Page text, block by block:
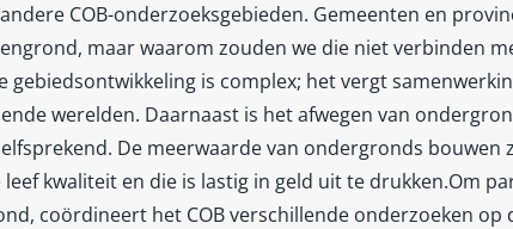
COB-onderzoeksgebieden. Gemeenten en
maar waarom zouden we die niet verbinden
gebiedsontwikkeling is complex; het vergt
werelden. Daarnaast is het afwegen van
De meerwaarde van ondergronds bouwen
kwaliteit en die is lastig in geld uit te drukken.Om
coördineert het COB verschillende onderzoeken